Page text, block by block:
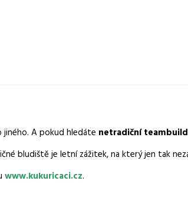
A pokud hledáte netradiční
bludiště je letní zážitek, na který jen tak
www.kukuricaci.cz.